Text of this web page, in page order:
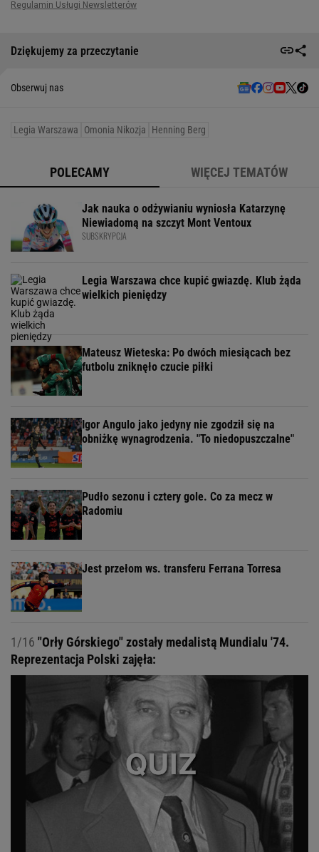
Dziękujemy za przeczytanie
Obserwuj nas
Legia Warszawa Omonia Nikozja Henning Berg
POLECAMY WIĘCEJ TEMATÓW
Jak nauka o odżywianiu wyniosła Katarzynę
Niewiadomą na szczyt Mont Ventoux
SUBSKRYPCJA
Legia Warszawa chce kupić gwiazdę. Klub żąda
wielkich pieniędzy
Mateusz Wieteska: Po dwóch miesiącach bez
futbolu zniknęło czucie piłki
Igor Angulo jako jedyny nie zgodził się na
obniżkę wynagrodzenia. "To niedopuszczalne"
Pudło sezonu i cztery gole. Co za mecz w
Radomiu
Jest przełom ws. transferu Ferrana Torresa
1/16 "Orły Górskiego" zostały medalistą Mundialu '74.
Reprezentacja Polski zajęła: